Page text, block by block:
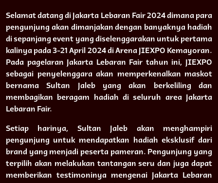
Selamat datang di Jakarta Lebaran Fair 2024 dimana para
pengunjung akan dimanjakan dengan banyaknya hadiah
di sepanjang event yang diselenggarakan untuk pertama
kalinya pada 3-21 April 2024 di Arena JIEXPO Kemayoran.
Pada pagelaran Jakarta Lebaran Fair tahun ini, JIEXPO
sebagai penyelenggara akan memperkenalkan maskot
bernama Sultan Jaleb yang akan berkeliling dan
membagikan beragam hadiah di seluruh area Jakarta
Lebaran Fair.
Setiap harinya, Sultan Jaleb akan menghampiri
pengunjung untuk mendapatkan hadiah eksklusif dari
brand yang menjadi peserta pameran. Pengunjung yang
terpilih akan melakukan tantangan seru dan juga dapat
memberikan testimoninya mengenai Jakarta Lebaran